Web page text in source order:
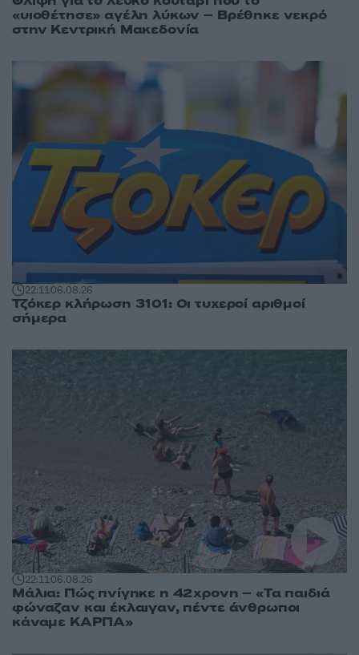
«υιοθέτησε» αγέλη λύκων – Βρέθηκε νεκρό
στην Κεντρική Μακεδονία
22:1106.08.26
Τζόκερ κλήρωση 3101: Οι τυχεροί αριθμοί
σήμερα
22:1106.08.26
Μάλια: Πώς πνίγηκε η 42χρονη – «Τα παιδιά
φώναζαν και έκλαιγαν, πέντε άνθρωποι
κάναμε ΚΑΡΠΑ»